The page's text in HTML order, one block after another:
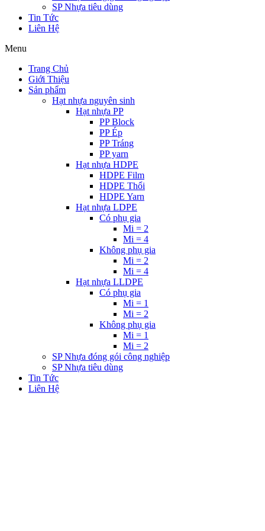
SP Nhựa tiêu dùng
Tin Tức
Liên Hệ
Menu
Trang Chủ
Giới Thiệu
Sản phẩm
Hạt nhựa nguyên sinh
Hạt nhựa PP
PP Block
PP Ép
PP Tráng
PP yarn
Hạt nhựa HDPE
HDPE Film
HDPE Thổi
HDPE Yarn
Hạt nhựa LDPE
Có phụ gia
Mi = 2
Mi = 4
Không phụ gia
Mi = 2
Mi = 4
Hạt nhựa LLDPE
Có phụ gia
Mi = 1
Mi = 2
Không phụ gia
Mi = 1
Mi = 2
SP Nhựa đóng gói công nghiệp
SP Nhựa tiêu dùng
Tin Tức
Liên Hệ